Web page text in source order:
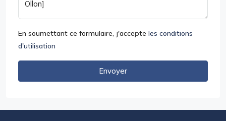
En soumettant ce formulaire, j'accepte les conditions
d'utilisation
Envoyer